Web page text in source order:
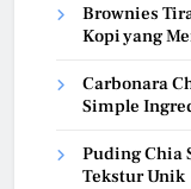
Brownies
Kopi yang
Carbonara
Simple
Puding Chia
Tekstur Unik